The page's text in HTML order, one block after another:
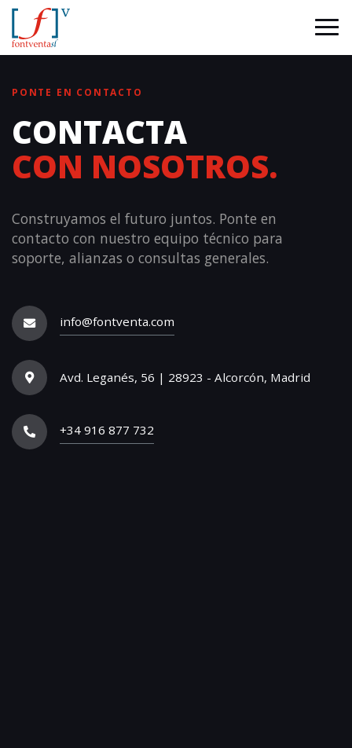
PONTE EN CONTACTO
CONTACTA
CON NOSOTROS.
Construyamos el futuro juntos. Ponte en
contacto con nuestro equipo técnico para
soporte, alianzas o consultas generales.
info@fontventa.com
Avd. Leganés, 56 | 28923 - Alcorcón, Madrid
+34 916 877 732